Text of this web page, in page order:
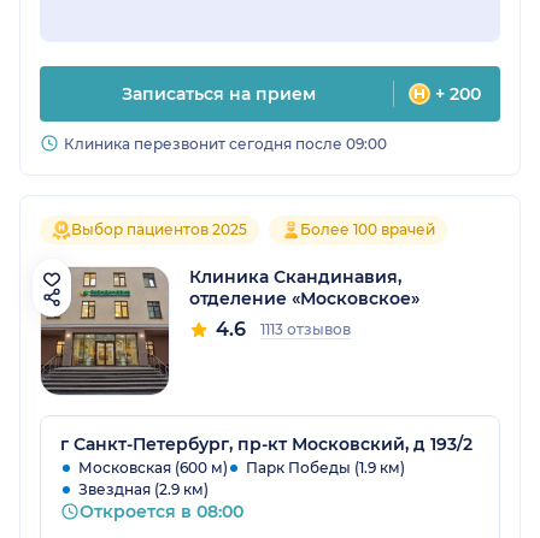
Записаться на прием + 200
Клиника перезвонит сегодня после 09:00
Выбор пациентов 2025 Более 100 врачей
Клиника Скандинавия,
отделение «Московское»
4.6 1113 отзывов
г Санкт-Петербург, пр-кт Московский, д 193/2
Московская (600 м)
Парк Победы (1.9 км)
Звездная (2.9 км)
Откроется в 08:00